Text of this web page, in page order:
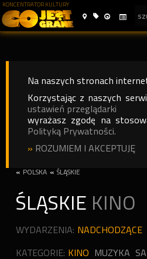
KONCENTRATOR KULTURY
Na naszych stronach
Korzystając z naszych
ustawień przeglądarki
wyrażasz zgodę na
Polityką Prywatności.
» ROZUMIEM I AKCEPTUJĘ
« POLSKA « ŚLĄSKIE
ŚLĄSKIE KINO
WYDARZENIA: NADCHODZĄCE
KATEGORIE: KINO MUZYKA